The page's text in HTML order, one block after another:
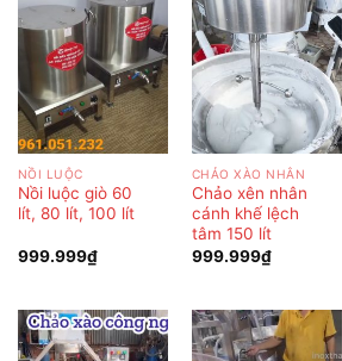
NỒI LUỘC
Nồi luộc giò 60
lít, 80 lít, 100 lít
999.999₫
CHẢO XÀO NHÂN
Chảo xên nhân
cánh khế lệch
tâm 150 lít
999.999₫